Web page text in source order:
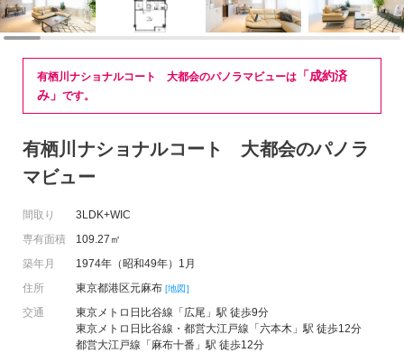
有栖川ナショナルコート 大都会のパノラマビューは 「成約済
み」 です。
有栖川ナショナルコート 大都会のパノラ
マビュー
間取り
3LDK+WIC
専有面積
109.27㎡
築年月
1974年（昭和49年）1月
住所
東京都港区元麻布 [地図]
交通
東京メトロ日比谷線「広尾」駅 徒歩9分
東京メトロ日比谷線・都営大江戸線「六本木」駅 徒歩12分
都営大江戸線「麻布十番」駅 徒歩12分